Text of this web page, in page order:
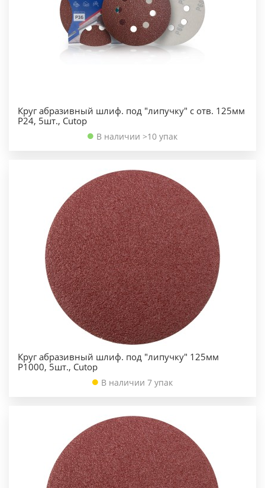
Круг абразивный шлиф. под "липучку" с отв. 125мм
Р24, 5шт., Cutop
В наличии >10 упак
Круг абразивный шлиф. под "липучку" 125мм
Р1000, 5шт., Cutop
В наличии 7 упак